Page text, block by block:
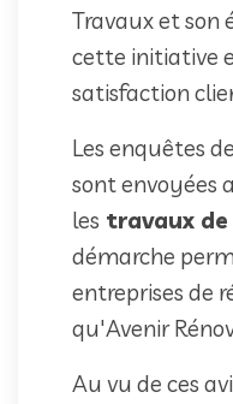
Travaux et son
cette initiative
satisfaction
Les enquêtes
sont envoyées
les travaux
démarche
entreprises de
qu'Avenir
Au vu de ces